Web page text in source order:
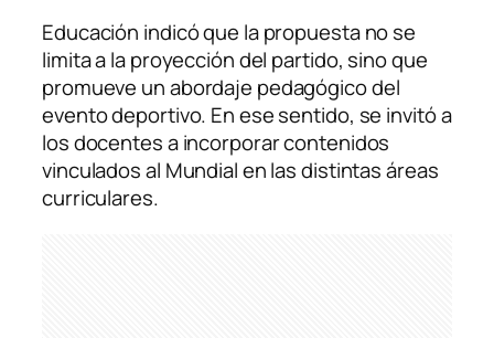
Educación indicó que la propuesta no se
limita a la proyección del partido, sino que
promueve un abordaje pedagógico del
evento deportivo. En ese sentido, se invitó a
los docentes a incorporar contenidos
vinculados al Mundial en las distintas áreas
curriculares.